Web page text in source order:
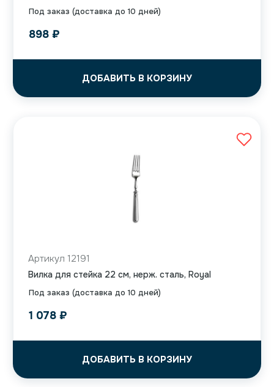
Под заказ (доставка до 10 дней)
898 ₽
ДОБАВИТЬ В КОРЗИНУ
Под заказ (доставка до 10 дней)
Артикул 12191
Вилка для стейка 22 см, нерж. сталь, Royal
1 078 ₽
ДОБАВИТЬ В КОРЗИНУ